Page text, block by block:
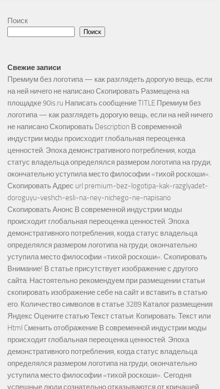
Поиск
Поиск
Свежие записи
Премиум без логотипа — как разглядеть дорогую вещь, если
на ней ничего не написано Скопировать Размещена на
площадке 90is.ru Написать сообщение TITLE Премиум без
логотипа — как разглядеть дорогую вещь, если на ней ничего
не написано Скопировать Description В современной
индустрии моды происходит глобальная переоценка
ценностей. Эпоха демонстративного потребления, когда
статус владельца определялся размером логотипа на груди,
окончательно уступила место философии «тихой роскоши».
Скопировать Адрес url premium-bez-logotipa-kak-razglyadet-
doroguyu-veshch-esli-na-ney-nichego-ne-napisano
Скопировать Анонс В современной индустрии моды
происходит глобальная переоценка ценностей. Эпоха
демонстративного потребления, когда статус владельца
определялся размером логотипа на груди, окончательно
уступила место философии «тихой роскоши». Скопировать
Внимание! В статье присутствует изображение с другого
сайта. Настоятельно рекомендуем при размещении статьи
скопировать изображение себе на сайт и вставить в статью
его. Количество символов в статье 3289 Каталог размещения
Яндекс Оцените статью Текст статьи: Копировать: Текст или
Html Cменить отображение В современной индустрии моды
происходит глобальная переоценка ценностей. Эпоха
демонстративного потребления, когда статус владельца
определялся размером логотипа на груди, окончательно
уступила место философии «тихой роскоши». Сегодня
успешные люди сознательно отказываются от кричащей